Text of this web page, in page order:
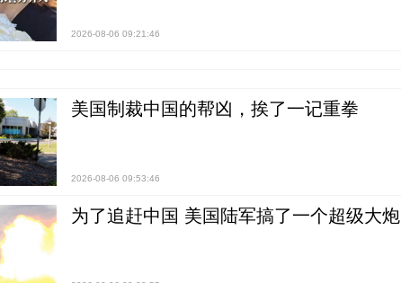
2026-08-06 09:21:46
美国制裁中国的帮凶，挨了一记重拳
2026-08-06 09:53:46
为了追赶中国 美国陆军搞了一个超级大炮